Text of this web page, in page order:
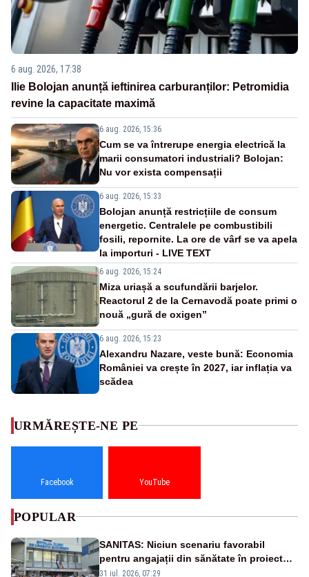
6 aug. 2026, 17:38
Ilie Bolojan anunță ieftinirea carburanților: Petromidia
revine la capacitate maximă
6 aug. 2026, 15:36
Cum se va întrerupe energia electrică la
marii consumatori industriali? Bolojan:
Nu vor exista compensații
6 aug. 2026, 15:33
Bolojan anunță restricțiile de consum
energetic. Centralele pe combustibili
fosili, repornite. La ore de vârf se va apela
la importuri - LIVE TEXT
6 aug. 2026, 15:24
Miza uriașă a scufundării barjelor.
Reactorul 2 de la Cernavodă poate primi o
nouă „gură de oxigen”
6 aug. 2026, 15:23
Alexandru Nazare, veste bună: Economia
României va crește în 2027, iar inflația va
scădea
URMĂREȘTE-NE PE
Facebook YouTube
POPULAR
SANITAS: Niciun scenariu favorabil
pentru angajații din sănătate în proiectul
Legii salarizării
31 iul. 2026, 07:29